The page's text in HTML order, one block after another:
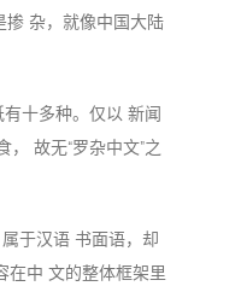
掺 杂，就像中国大陆
十多种。仅以 新闻
故无“罗杂中文”之
于汉语 书面语，却
在中 文的整体框架里